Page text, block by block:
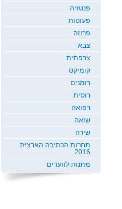
פנטזיה
פעוטות
פרוזה
צבא
צרפתית
קומיקס
רומנים
רוסית
רפואה
שואה
שירה
תחרות הכתיבה הארצית
2016
מתנות לוועדים